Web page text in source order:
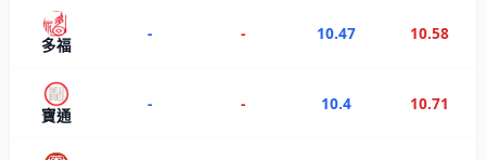
多福
- - 10.47 10.58
寶通
- - 10.4 10.71